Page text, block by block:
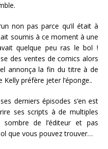
non pas parce qu’il était à
soumis à ce moment à une
quelque peu ras le bol !
des ventes de comics alors
annonça la fin du titre à de
Kelly préfère jeter l’éponge..
derniers épisodes s’en est
ses scripts à de multiples
sombre de l’éditeur et pas
que vous pouvez trouver…